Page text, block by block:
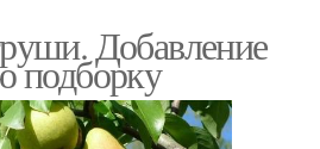
Летние сорта
Добавление
подборку